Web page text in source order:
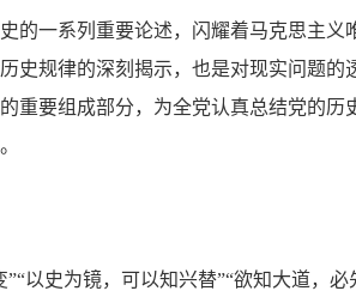
的一系列重要论述，闪耀着马克思主
史规律的深刻揭示，也是对现实问题
重要组成部分，为全党认真总结党的
”“以史为镜，可以知兴替”“欲知大道，